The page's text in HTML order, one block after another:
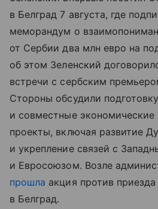
в Белград 7 августа, где
меморандум о
от Сербии два млн евро на
об этом Зеленский
встречи с сербским
Стороны обсудили
и совместные экономические
проекты, включая развитие
и укрепление связей с
и Евросоюзом. Возле
прошла акция против приезда
в Белград.